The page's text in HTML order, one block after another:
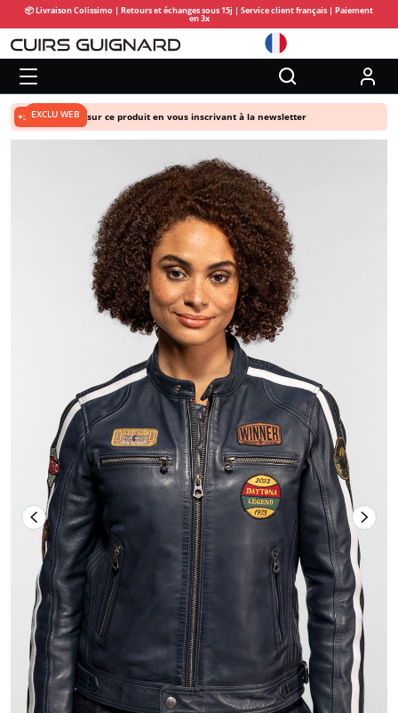
📦 Livraison Colissimo | Retours et échanges sous 15j | Service client français | Paiement
en 3x
+5% de remise sur ce produit en vous inscrivant à la newsletter
EXCLU WEB